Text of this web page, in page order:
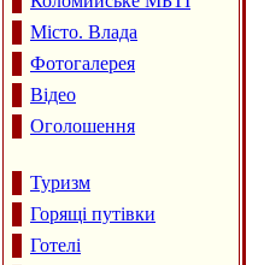
Місто. Влада
Фотогалерея
Відео
Оголошення
Туризм
Горящі путівки
Готелі